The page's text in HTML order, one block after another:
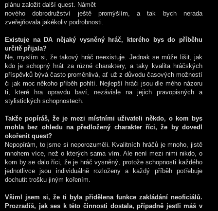
plánu založit další quest. Námět
nového dobrodružství ještě promýšlím, a tak bych nerada
zveřejňovala jakékoliv podrobnosti.
Existuje na DA nějaký vysněný hráč, kterého bys do příběhu
určitě přijala?
Ne, myslím si, že takový hráč neexistuje. Jednak se může lišit, jak
kdo je schopný hrát za různé charaktery, a taky kvalita hráčských
příspěvků bývá často proměnlivá, ať už z důvodu časových možností
či jak moc někoho příběh pohltí. Nejlepší hráči jsou dle mého názoru
ti, které hra opravdu baví, nezávisle na jejich pravopisných a
stylistických schopnostech.
Takže popíráš, že je mezi místními uživateli někdo, o kom bys
mohla bez ohledu na předložený charakter říci, že by dovedl
okořenit quest?
Nepopírám, to jsme si neporozuměli. Kvalitních hráčů je mnoho, jistě
mnohem více, než o kterých sama vím. Ale není mezi nimi nikdo, o
kom by se dalo říci, že je hráč vysněný, protože schopnosti každého
jednotlivce jsou individuálně rozloženy a každý příběh potřebuje
dochutit trošku jiným kořením.
Všiml jsem si, že ti byla přidělena funkce zakládání neoficiálů.
Prozradíš, jak ses k této činnosti dostala, případně jestli máš v